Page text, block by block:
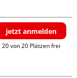
jetzt anmelden
20 von 20 Plätzen frei